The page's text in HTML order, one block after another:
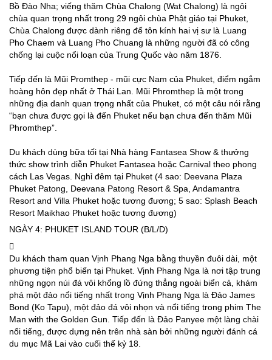
Bồ Đào Nha; viếng thăm Chùa Chalong (Wat Chalong) là ngôi
chùa quan trọng nhất trong 29 ngôi chùa Phật giáo tại Phuket,
Chùa Chalong được dành riêng để tôn kính hai vị sư là Luang
Pho Chaem và Luang Pho Chuang là những người đã có công
chống lại cuộc nổi loạn của Trung Quốc vào năm 1876.
Tiếp đến là Mũi Promthep - mũi cực Nam của Phuket, điểm ngắm
hoàng hôn đẹp nhất ở Thái Lan. Mũi Phromthep là một trong
những địa danh quan trọng nhất của Phuket, có một câu nói rằng
“bạn chưa được gọi là đến Phuket nếu bạn chưa đến thăm Mũi
Phromthep”.
Du khách dùng bữa tối tại Nhà hàng Fantasea Show & thưởng
thức show trình diễn Phuket Fantasea hoặc Carnival theo phong
cách Las Vegas. Nghỉ đêm tại Phuket (4 sao: Deevana Plaza
Phuket Patong, Deevana Patong Resort & Spa, Andamantra
Resort and Villa Phuket hoặc tương đương; 5 sao: Splash Beach
Resort Maikhao Phuket hoặc tương đương)
NGÀY 4: PHUKET ISLAND TOUR (B/L/D)
Du khách tham quan Vịnh Phang Nga bằng thuyền đuôi dài, một
phương tiện phổ biến tại Phuket. Vịnh Phang Nga là nơi tập trung
những ngọn núi đá vôi khổng lồ đứng thẳng ngoài biển cả, khám
phá một đảo nổi tiếng nhất trong Vịnh Phang Nga là Đảo James
Bond (Ko Tapu), một đảo đá vôi nhọn và nổi tiếng trong phim The
Man with the Golden Gun. Tiếp đến là Đảo Panyee một làng chài
nổi tiếng, được dựng nên trên nhà sàn bởi những người đánh cá
du mục Mã Lai vào cuối thế kỷ 18.